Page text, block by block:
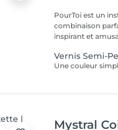
PourToi est un
combinaison
inspirant et
Vernis Semi-
Une couleur
Mystral